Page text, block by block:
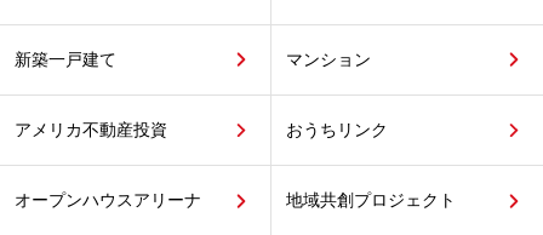
新築一戸建て マンション
アメリカ不動産投資 おうちリンク
オープンハウスアリーナ 地域共創プロジェクト